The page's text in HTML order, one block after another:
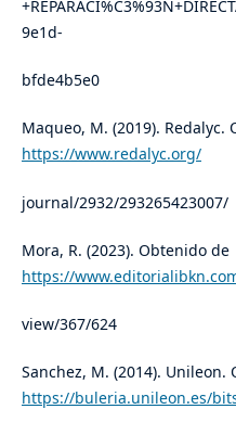
9e1d-
bfde4b5e0
Maqueo, M. (2019). Redalyc.
https://www.redalyc.org/
journal/2932/293265423007/
Mora, R. (2023). Obtenido de
https://
view/367/624
Sanchez, M. (2014). Unileon.
https://buleria.unileon.es/